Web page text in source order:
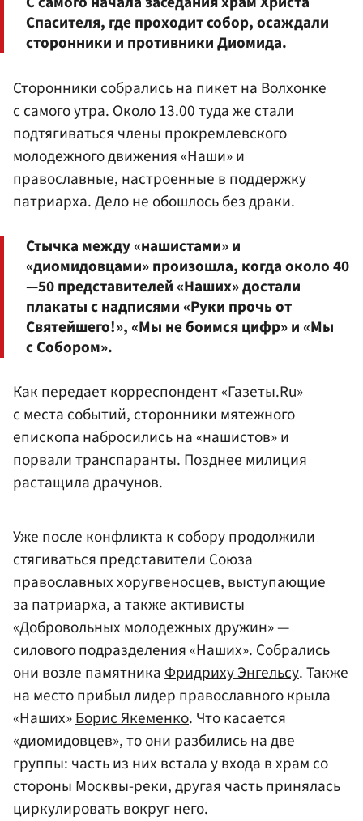
Спасителя, где проходит собор, осаждали
сторонники и противники Диомида.
Сторонники собрались на пикет на Волхонке
с самого утра. Около 13.00 туда же стали
подтягиваться члены прокремлевского
молодежного движения «Наши» и
православные, настроенные в поддержку
патриарха. Дело не обошлось без драки.
Стычка между «нашистами» и
«диомидовцами» произошла, когда около 40
—50 представителей «Наших» достали
плакаты с надписями «Руки прочь от
Святейшего!», «Мы не боимся цифр» и «Мы
с Собором».
Как передает корреспондент «Газеты.Ru»
с места событий, сторонники мятежного
епископа набросились на «нашистов» и
порвали транспаранты. Позднее милиция
растащила драчунов.
Уже после конфликта к собору продолжили
стягиваться представители Союза
православных хоругвеносцев, выступающие
за патриарха, а также активисты
«Добровольных молодежных дружин» —
силового подразделения «Наших». Собрались
они возле памятникаФридриху Энгельсу. Также
на место прибыл лидер православного крыла
«Наших»Борис Якеменко. Что касается
«диомидовцев», то они разбились на две
группы: часть из них встала у входа в храм со
стороны Москвы-реки, другая часть принялась
циркулировать вокруг него.